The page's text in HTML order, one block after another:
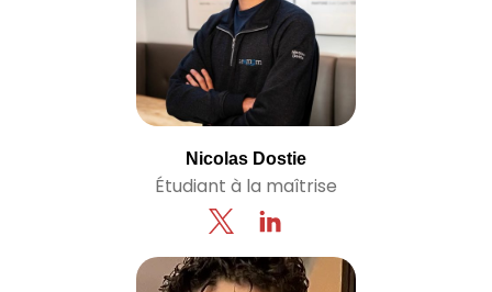
Nicolas Dostie
Étudiant à la maîtrise